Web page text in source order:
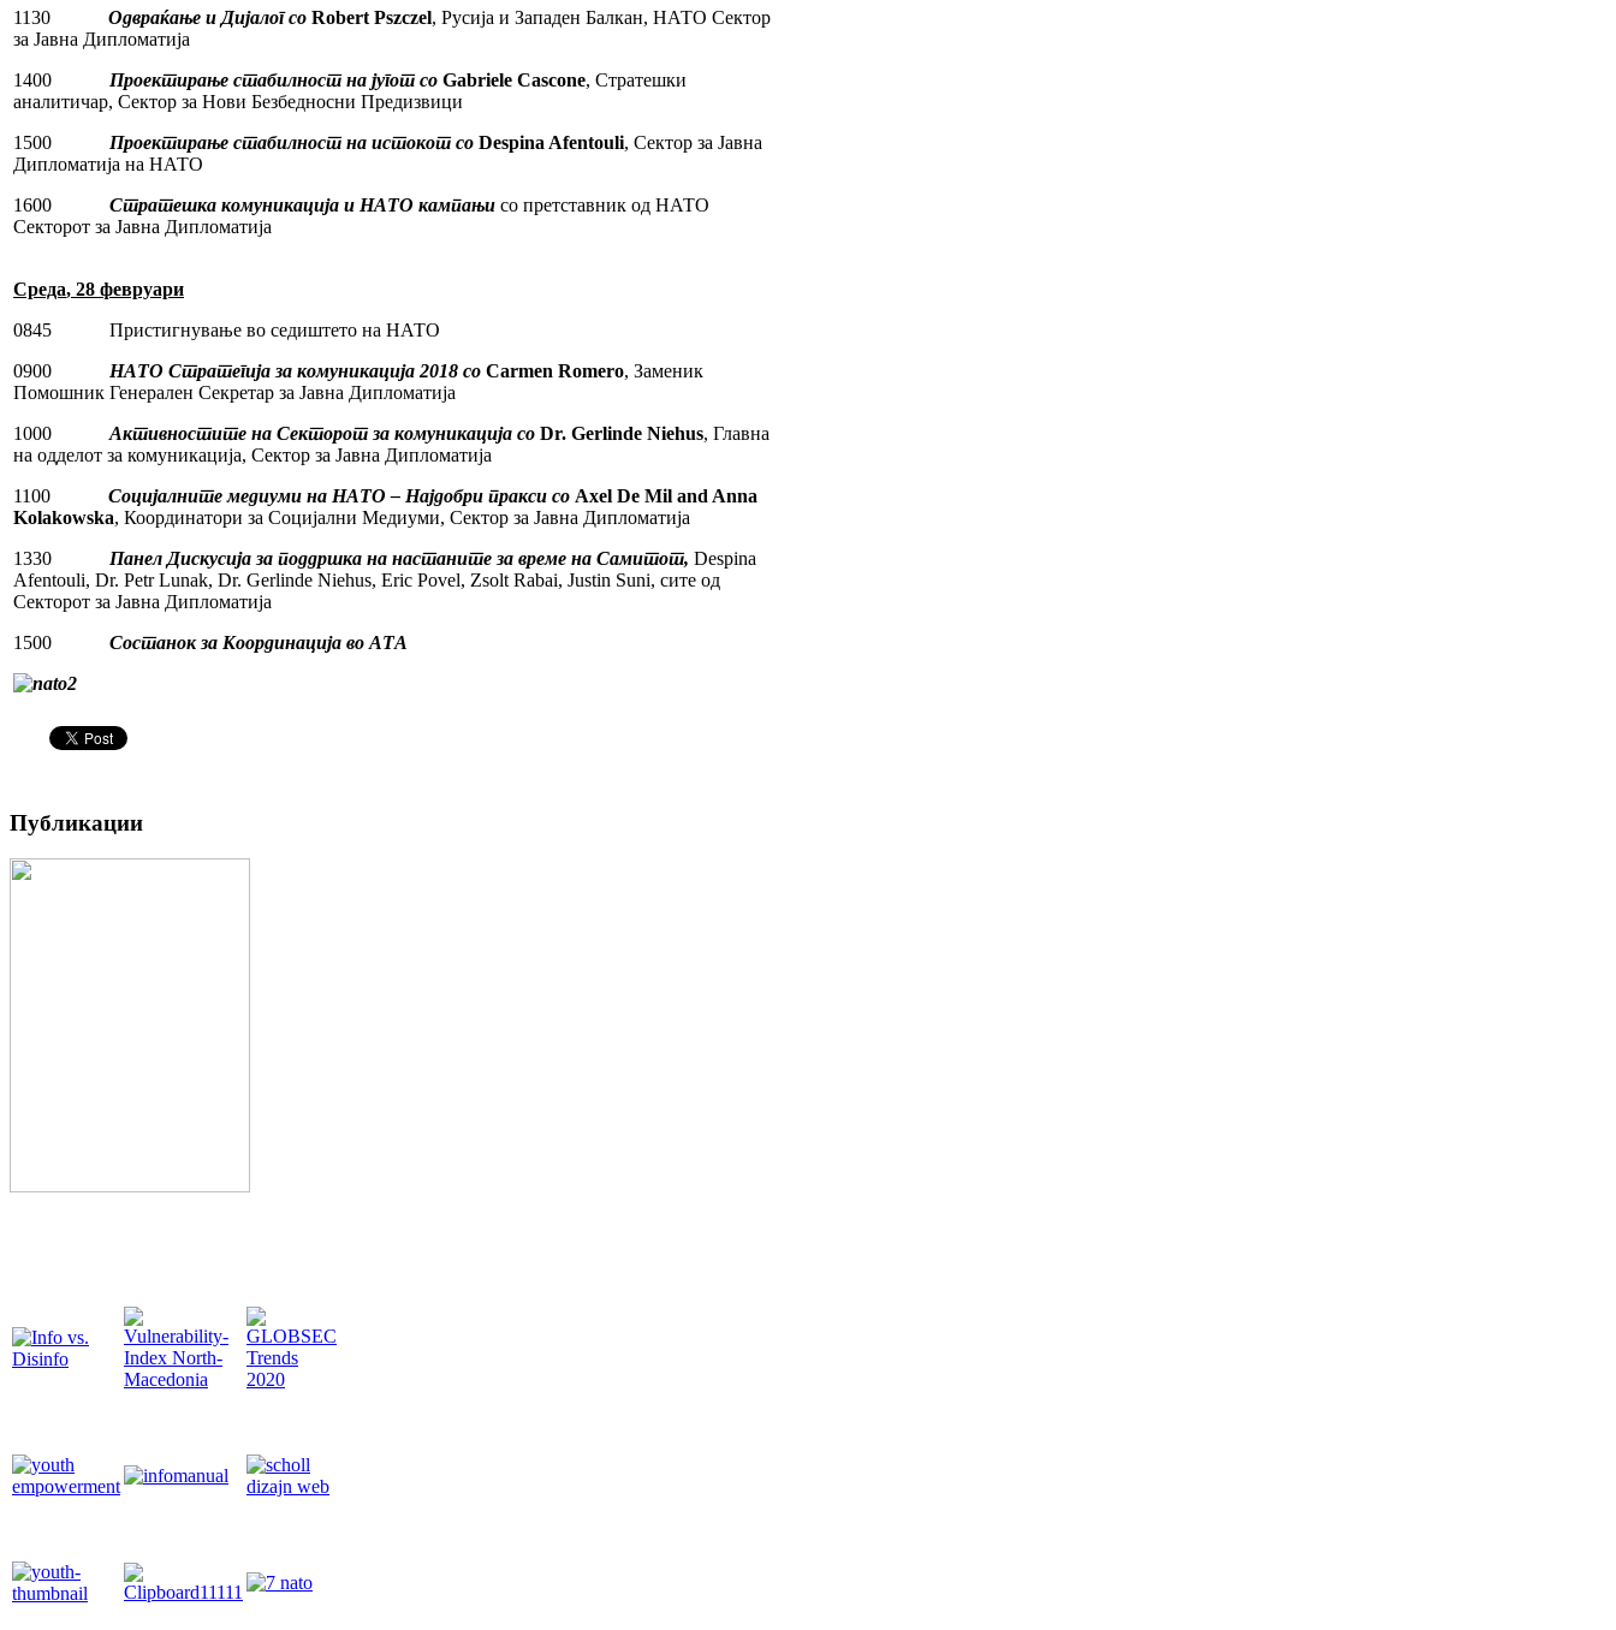
1130 Одвраќање и Дијалог со Robert Pszczel, Русија и Западен Балкан, НАТО Сектор
за Јавна Дипломатија
1400 Проектирање стабилност на југот со Gabriele Cascone, Стратешки
аналитичар, Сектор за Нови Безбедносни Предизвици
1500 Проектирање стабилност на истокот со Despina Afentouli, Сектор за Јавна
Дипломатија на НАТО
1600 Стратешка комуникација и НАТО кампањи со претставник од НАТО
Секторот за Јавна Дипломатија
Среда, 28 февруари
0845 Пристигнување во седиштето на НАТО
0900 НАТО Стратегија за комуникација 2018 со Carmen Romero, Заменик
Помошник Генерален Секретар за Јавна Дипломатија
1000 Активностите на Секторот за комуникација со Dr. Gerlinde Niehus, Главна
на одделот за комуникација, Сектор за Јавна Дипломатија
1100 Социјалните медиуми на НАТО – Најдобри пракси со Axel De Mil and Anna
Kolakowska, Координатори за Социјални Медиуми, Сектор за Јавна Дипломатија
1330 Панел Дискусија за поддршка на настаните за време на Самитот, Despina
Afentouli, Dr. Petr Lunak, Dr. Gerlinde Niehus, Eric Povel, Zsolt Rabai, Justin Suni, сите од
Секторот за Јавна Дипломатија
1500 Состанок за Координација во АТА
Публикации